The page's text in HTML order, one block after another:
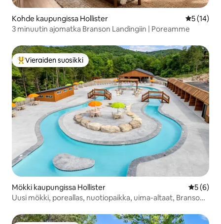
Kohde kaupungissa Hollister
5 (14)
3 minuutin ajomatka Branson Landingiin | Poreamme
Vieraiden suosikkien parhaimmistoa
Vieraiden suosikki
Mökki kaupungissa Hollister
5 (6)
Uusi mökki, poreallas, nuotiopaikka, uima-altaat, Branson,